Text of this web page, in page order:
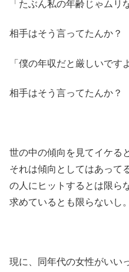
「たぶん私の年齢じゃムリ
相手はそう言ってたんか？
「僕の年収だと厳しいです
相手はそう言ってたんか？
世の中の傾向を見てイケる
それは傾向としてはあって
の人にヒットするとは限ら
求めているとも限らないし。
現に、同年代の女性がいい